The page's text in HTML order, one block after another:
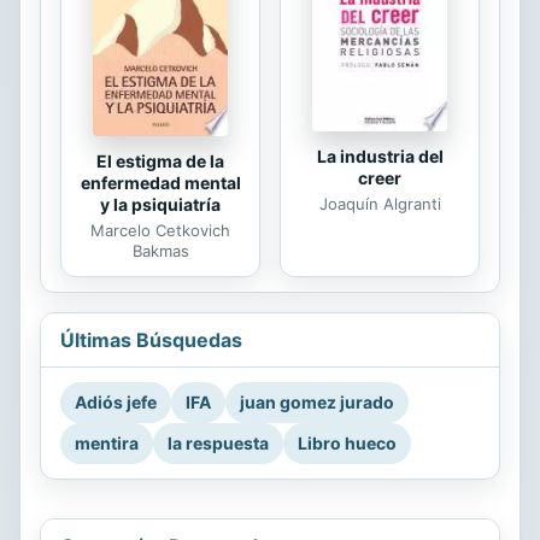
El estigma de la
enfermedad mental
y la psiquiatría
Marcelo Cetkovich
Bakmas
La industria del
creer
Joaquín Algranti
Últimas Búsquedas
Adiós jefe IFA
juan gomez jurado
mentira
la respuesta Libro hueco